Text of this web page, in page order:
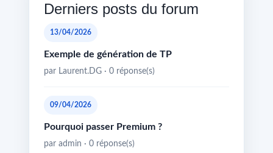
Derniers posts du forum
13/04/2026
Exemple de génération de TP
par Laurent.DG · 0 réponse(s)
09/04/2026
Pourquoi passer Premium ?
par admin · 0 réponse(s)